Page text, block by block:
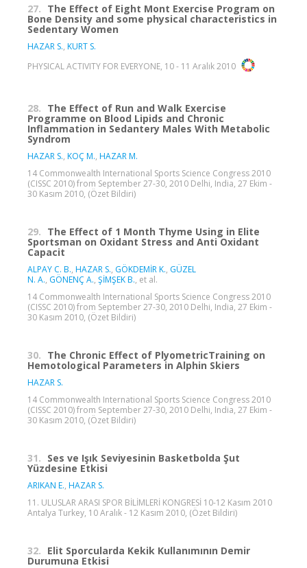
27. The Effect of Eight Mont Exercise Program on
Bone Density and some physical characteristics in
Sedentary Women
HAZAR S., KURT S.
PHYSICAL ACTIVITY FOR EVERYONE, 10 - 11 Aralık 2010
28. The Effect of Run and Walk Exercise
Programme on Blood Lipids and Chronic
Inflammation in Sedantery Males With Metabolic
Syndrom
HAZAR S., KOÇ M., HAZAR M.
14 Commonwealth International Sports Science Congress 2010
(CISSC 2010) from September 27-30, 2010 Delhi, India, 27 Ekim -
30 Kasım 2010, (Özet Bildiri)
29. The Effect of 1 Month Thyme Using in Elite
Sportsman on Oxidant Stress and Anti Oxidant
Capacit
ALPAY C. B., HAZAR S., GÖKDEMİR K., GÜZEL
N. A., GÖNENÇ A., ŞİMŞEK B., et al.
14 Commonwealth International Sports Science Congress 2010
(CISSC 2010) from September 27-30, 2010 Delhi, India, 27 Ekim -
30 Kasım 2010, (Özet Bildiri)
30. The Chronic Effect of PlyometricTraining on
Hemotological Parameters in Alphin Skiers
HAZAR S.
14 Commonwealth International Sports Science Congress 2010
(CISSC 2010) from September 27-30, 2010 Delhi, India, 27 Ekim -
30 Kasım 2010, (Özet Bildiri)
31. Ses ve Işık Seviyesinin Basketbolda Şut
Yüzdesine Etkisi
ARIKAN E., HAZAR S.
11. ULUSLAR ARASI SPOR BİLİMLERİ KONGRESİ 10-12 Kasım 2010
Antalya Turkey, 10 Aralık - 12 Kasım 2010, (Özet Bildiri)
32. Elit Sporcularda Kekik Kullanımının Demir
Durumuna Etkisi